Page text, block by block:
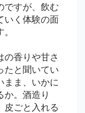
ですが、飲む
いく体験の面
の香りや甘さ
たと聞いてい
まま、いかに
か。酒造り
皮ごと入れる